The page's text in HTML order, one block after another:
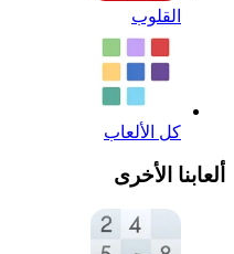
القلوب
كل الألعاب
ألعابنا الأخرى